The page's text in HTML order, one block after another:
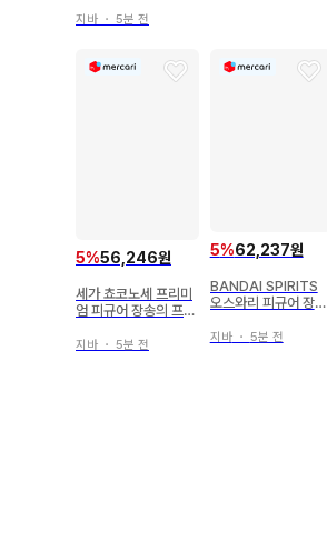
지바 ・ 5분 전
5%56,246원
세가 쵸코노세 프리미
엄 피규어 장송의 프리
지바 ・ 5분 전
5%62,237원
BANDAI SPIRITS
오스와리 피규어 장송
지바・ 5분 전